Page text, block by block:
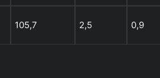
105,7 2,5 0,9